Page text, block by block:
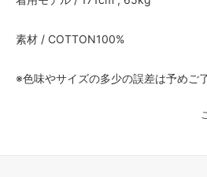
素材 / COTTON100%
※色味やサイズの多少の誤差は予めご